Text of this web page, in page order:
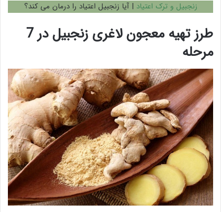
زنجبیل و ترک اعتیاد | آیا زنجبیل اعتیاد را درمان می کند؟
طرز تهیه معجون لاغری زنجبیل در 7
مرحله